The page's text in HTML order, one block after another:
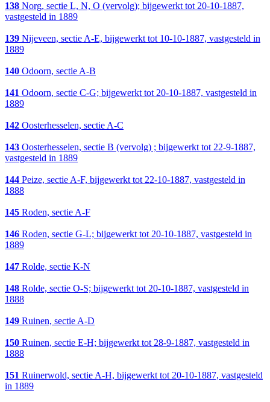
138 Norg, sectie L, N, O (vervolg); bijgewerkt tot 20-10-1887,
vastgesteld in 1889
139 Nijeveen, sectie A-E, bijgewerkt tot 10-10-1887, vastgesteld in
1889
140 Odoorn, sectie A-B
141 Odoorn, sectie C-G; bijgewerkt tot 20-10-1887, vastgesteld in
1889
142 Oosterhesselen, sectie A-C
143 Oosterhesselen, sectie B (vervolg) ; bijgewerkt tot 22-9-1887,
vastgesteld in 1889
144 Peize, sectie A-F, bijgewerkt tot 22-10-1887, vastgesteld in
1888
145 Roden, sectie A-F
146 Roden, sectie G-L; bijgewerkt tot 20-10-1887, vastgesteld in
1889
147 Rolde, sectie K-N
148 Rolde, sectie O-S; bijgewerkt tot 20-10-1887, vastgesteld in
1888
149 Ruinen, sectie A-D
150 Ruinen, sectie E-H; bijgewerkt tot 28-9-1887, vastgesteld in
1888
151 Ruinerwold, sectie A-H, bijgewerkt tot 20-10-1887, vastgesteld
in 1889